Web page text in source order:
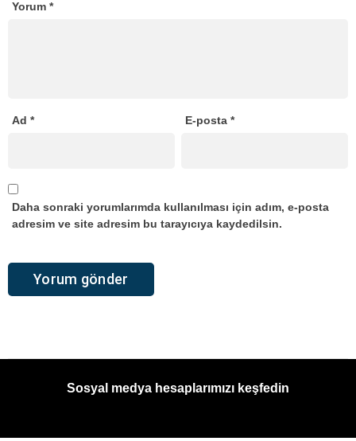
Yorum *
Ad * E-posta*
Daha sonraki yorumlarımda kullanılması için adım, e-posta
adresim ve site adresim bu tarayıcıya kaydedilsin.
Sosyal medya hesaplarımızı keşfedin